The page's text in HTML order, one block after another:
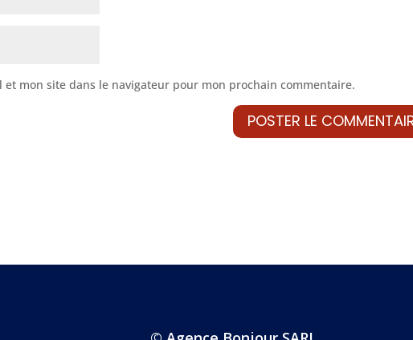
mon site dans le navigateur pour mon prochain commentaire.